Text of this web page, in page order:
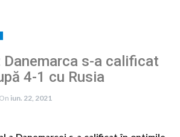
Danemarca s-a calificat
4-1 cu Rusia
On iun. 22, 2021